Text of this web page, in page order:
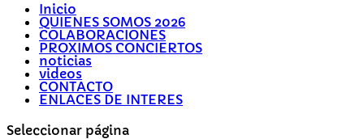
Inicio
QUIENES SOMOS 2026
COLABORACIONES
PROXIMOS CONCIERTOS
noticias
videos
CONTACTO
ENLACES DE INTERES
Seleccionar página